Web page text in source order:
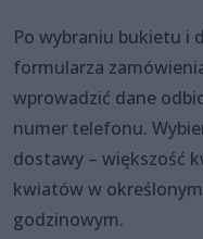
Po wybraniu bukietu i
formularza
wprowadzić dane
numer telefonu.
dostawy – większość
kwiatów w
godzinowym.